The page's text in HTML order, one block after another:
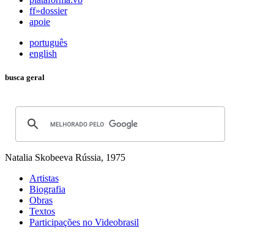
ff»dossier
apoie
português
english
busca geral
Natalia Skobeeva Rússia, 1975
Artistas
Biografia
Obras
Textos
Participações no Videobrasil